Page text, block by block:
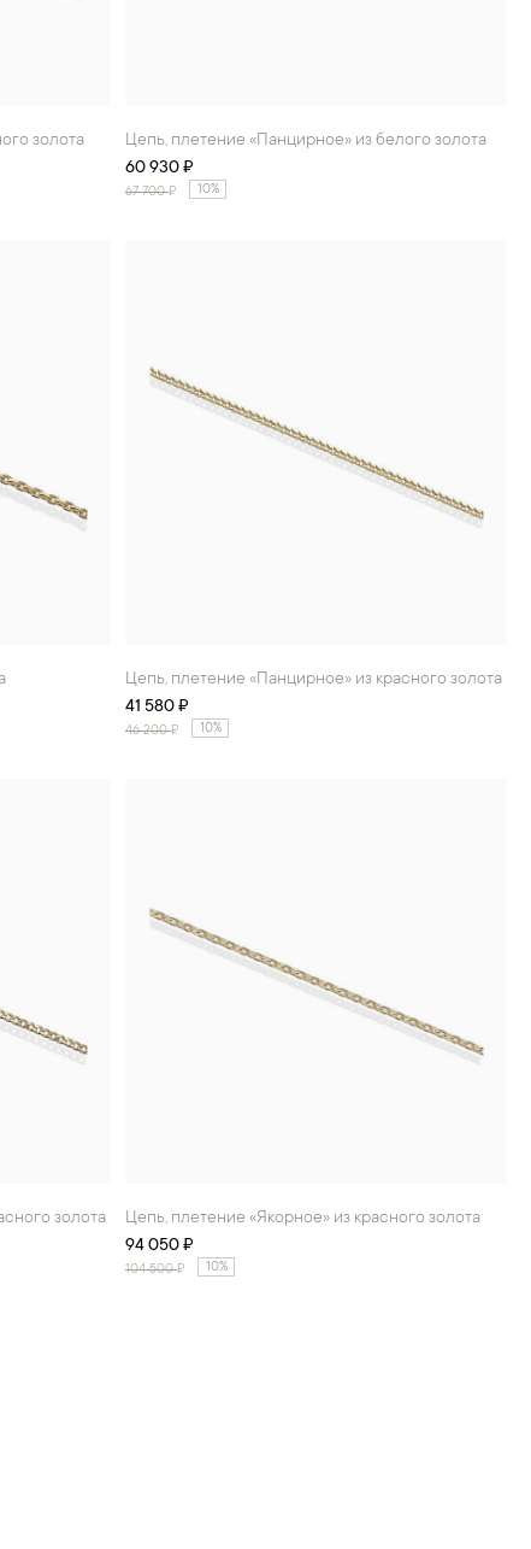
золота
Цепь, плетение «Панцирное» из белого золота
60 930 ₽
67 700₽ 10%
Цепь, плетение «Панцирное» из красного золота
41 580 ₽
46 200₽ 10%
золота
Цепь, плетение «Якорное» из красного золота
94 050 ₽
104 500₽ 10%